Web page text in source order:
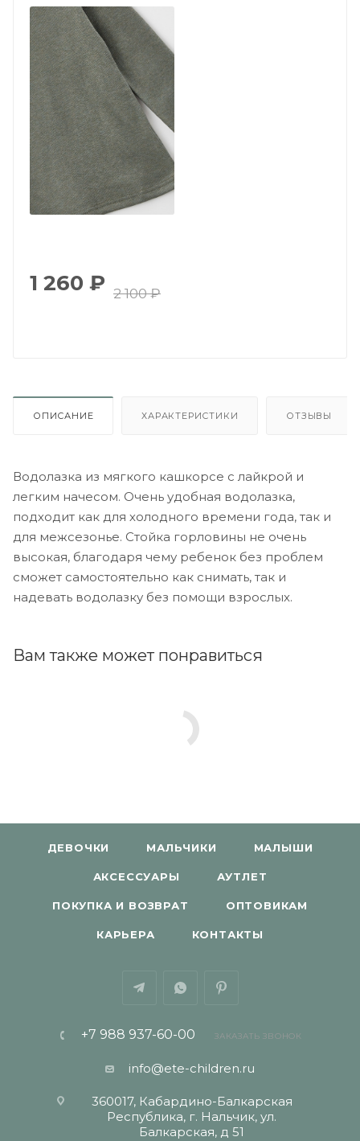
1 260 ₽ 2 100₽
ОПИСАНИЕ ХАРАКТЕРИСТИКИ ОТЗЫВЫ
Водолазка из мягкого кашкорсе с лайкрой и
легким начесом. Очень удобная водолазка,
подходит как для холодного времени года, так и
для межсезонье. Стойка горловины не очень
высокая, благодаря чему ребенок без проблем
сможет самостоятельно как снимать, так и
надевать водолазку без помощи взрослых.
Вам также может понравиться
ДЕВОЧКИ МАЛЬЧИКИ МАЛЫШИ
АКСЕССУАРЫ АУТЛЕТ
ПОКУПКА И ВОЗВРАТ ОПТОВИКАМ
КАРЬЕРА КОНТАКТЫ
+7 988 937-60-00 ЗАКАЗАТЬ ЗВОНОК
info@ete-children.ru
360017, Кабардино-Балкарская
Республика, г. Нальчик, ул.
Балкарская, д 51